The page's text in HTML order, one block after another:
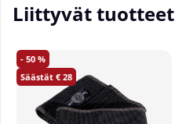
Liittyvät tuotteet
50
28